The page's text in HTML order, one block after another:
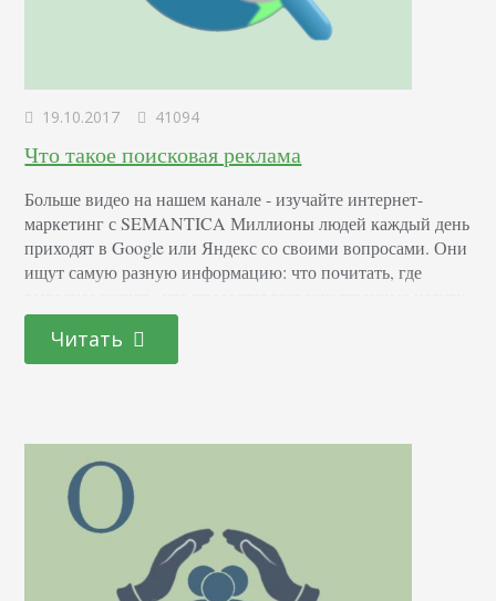
19.10.2017 41094
Что такое поисковая реклама
Больше видео на нашем канале - изучайте интернет-
маркетинг с SEMANTICA Миллионы людей каждый день
приходят в Google или Яндекс со своими вопросами. Они
ищут самую разную информацию: что почитать, где
и др. Поисковая интернет-реклама – механизм, который
позволяет заинтересованным лицам показывать свои
рекламные объявления в ответ на поисковой запрос
Читать